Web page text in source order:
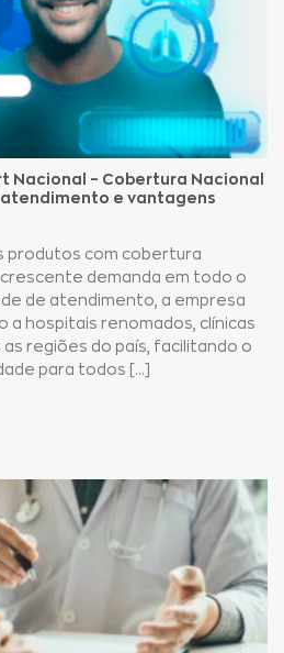
Nacional – Cobertura Nacional
e vantagens
produtos com cobertura
demanda em todo o
de atendimento, a empresa
a hospitais renomados, clínicas
regiões do país, facilitando o
para todos [...]